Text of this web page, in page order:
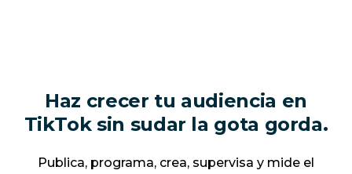
Haz crecer tu audiencia en
TikTok sin sudar la gota gorda.
Publica, programa, crea, supervisa y mide el